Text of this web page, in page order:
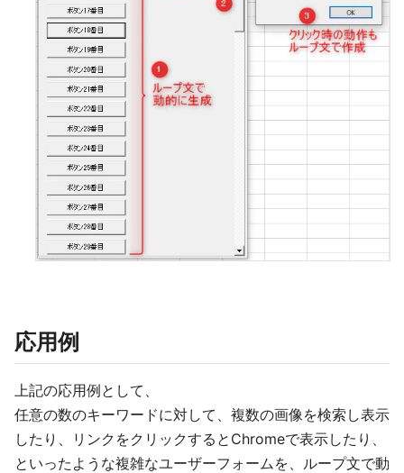
応用例
上記の応用例として、
任意の数のキーワードに対して、複数の画像を検索し表示
したり、リンクをクリックするとChromeで表示したり、
といったような複雑なユーザーフォームを、ループ文で動